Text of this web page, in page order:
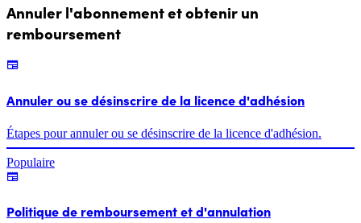
Annuler l'abonnement et obtenir un
remboursement
Annuler ou se désinscrire de la licence d'adhésion
Étapes pour annuler ou se désinscrire de la licence d'adhésion.
Populaire
Politique de remboursement et d'annulation